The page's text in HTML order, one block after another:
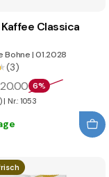
Classica
Bohne|01.2028
(3)
6%
Nr.: 1053